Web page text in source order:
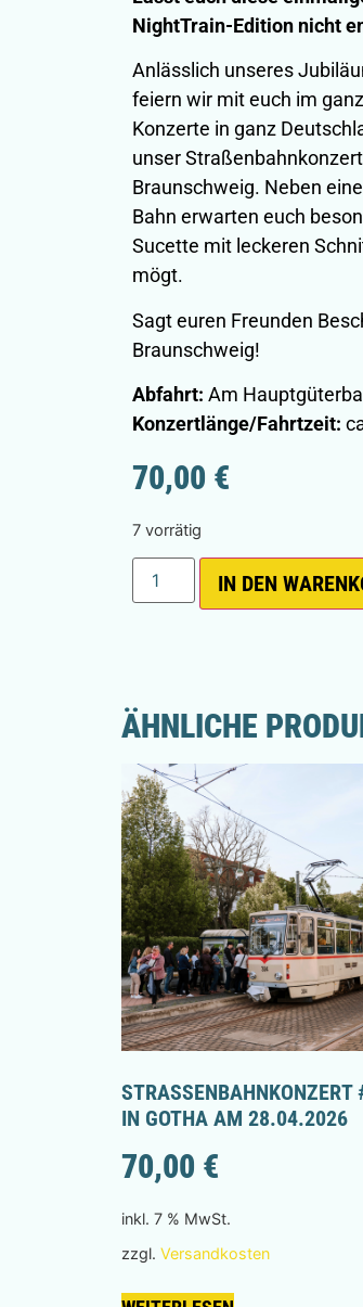
NightTrain-Edition nicht
Anlässlich unseres
feiern wir mit euch im
Konzerte in ganz
unser
Braunschweig. Neben
Bahn erwarten euch
Sucette mit leckeren
mögt.
Sagt euren Freunden
Braunschweig!
Abfahrt: Am
Konzertlänge/Fahrtzeit:
70,00 €
7 vorrätig
IN DEN
ÄHNLICHE
STRASSENBAHNKONZERT
N GOTHA AM 28.04.2026
70,00 €
inkl. 7 % MwSt.
zzgl. Versandkosten